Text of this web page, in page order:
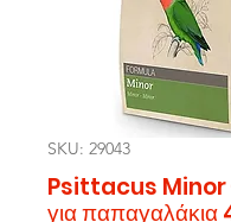
SKU: 29043
Psittacus Minor
για